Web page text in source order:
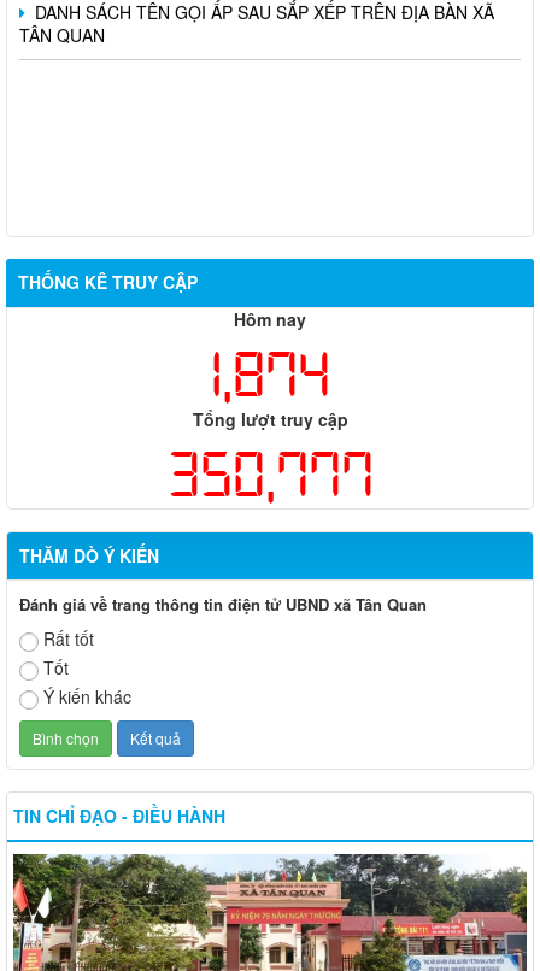
TÂN QUAN
THỐNG KÊ TRUY CẬP
Hôm nay
1,874
Tổng lượt truy cập
350,777
THĂM DÒ Ý KIẾN
Đánh giá về trang thông tin điện tử UBND xã Tân Quan
Rất tốt
Tốt
Ý kiến khác
TIN CHỈ ĐẠO - ĐIỀU HÀNH